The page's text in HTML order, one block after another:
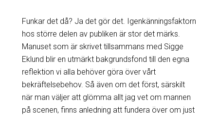
Funkar det då? Ja det gör det. Igenkänningsfaktorn
hos större delen av publiken är stor det märks.
Manuset som är skrivet tillsammans med Sigge
Eklund blir en utmärkt bakgrundsfond till den egna
reflektion vi alla behöver göra över vårt
bekräftelsebehov. Så även om det först, särskilt
när man väljer att glömma allt jag vet om mannen
på scenen, finns anledning att fundera över om just